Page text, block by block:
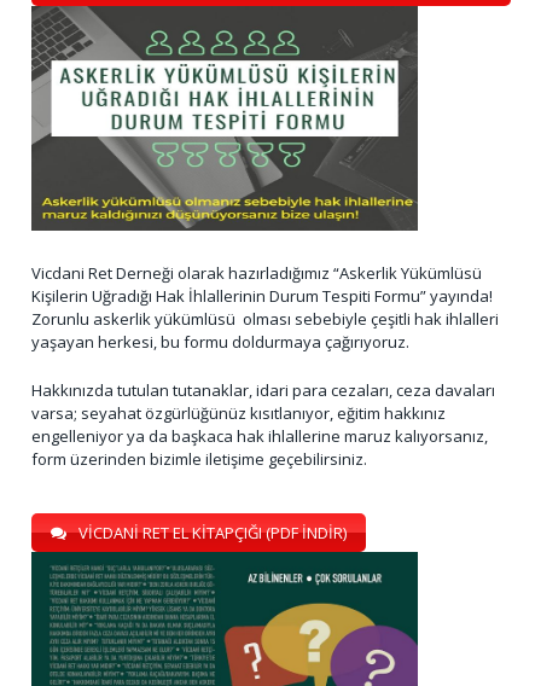
Vicdani Ret Derneği olarak hazırladığımız “Askerlik Yükümlüsü
Kişilerin Uğradığı Hak İhlallerinin Durum Tespiti Formu” yayında!
Zorunlu askerlik yükümlüsü olması sebebiyle çeşitli hak ihlalleri
yaşayan herkesi, bu formu doldurmaya çağırıyoruz.
Hakkınızda tutulan tutanaklar, idari para cezaları, ceza davaları
varsa; seyahat özgürlüğünüz kısıtlanıyor, eğitim hakkınız
engelleniyor ya da başkaca hak ihlallerine maruz kalıyorsanız,
form üzerinden bizimle iletişime geçebilirsiniz.
VİCDANİ RET EL KİTAPÇIĞI (PDF İNDİR)